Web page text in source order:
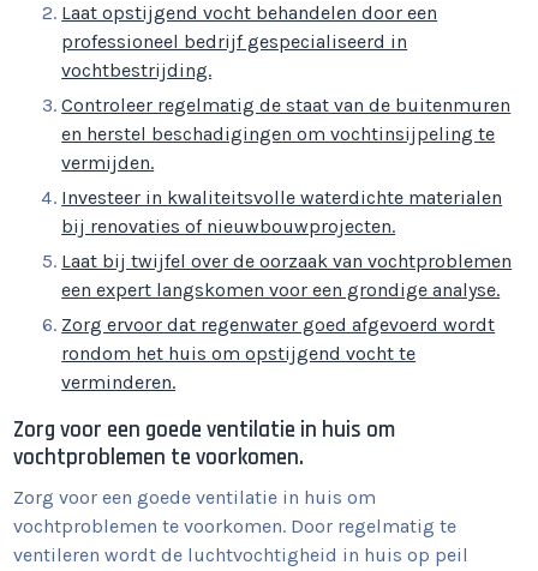
Laat opstijgend vocht behandelen door een
professioneel bedrijf gespecialiseerd in
vochtbestrijding.
Controleer regelmatig de staat van de buitenmuren
en herstel beschadigingen om vochtinsijpeling te
vermijden.
Investeer in kwaliteitsvolle waterdichte materialen
bij renovaties of nieuwbouwprojecten.
Laat bij twijfel over de oorzaak van vochtproblemen
een expert langskomen voor een grondige analyse.
Zorg ervoor dat regenwater goed afgevoerd wordt
rondom het huis om opstijgend vocht te
verminderen.
Zorg voor een goede ventilatie in huis om
vochtproblemen te voorkomen.
Zorg voor een goede ventilatie in huis om
vochtproblemen te voorkomen. Door regelmatig te
ventileren wordt de luchtvochtigheid in huis op peil